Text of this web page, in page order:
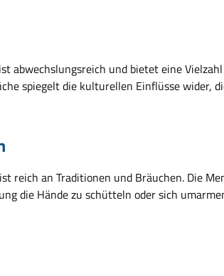
abwechslungsreich und bietet eine
spiegelt die kulturellen Einflüsse wider,
reich an Traditionen und Bräuchen. Die
die Hände zu schütteln oder sich